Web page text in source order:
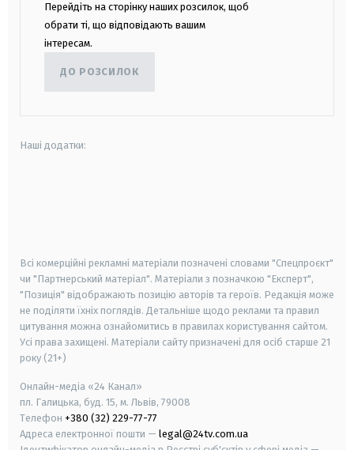
Перейдіть на сторінку наших розсилок, щоб
обрати ті, що відповідають вашим
інтересам.
ДО РОЗСИЛОК
Наші додатки:
Всі комерційні рекламні матеріали позначені словами "Спецпроєкт"
чи "Партнерський матеріал". Матеріали з позначкою "Експерт",
"Позиція" відображають позицію авторів та героїв. Редакція може
не поділяти їхніх поглядів. Детальніше щодо реклами та правил
цитування можна ознайомитись в правилах користування сайтом.
Усі права захищені. Матеріали сайту призначені для осіб старше 21
року (21+)
Онлайн-медіа «24 Канал»
пл. Галицька, буд. 15, м. Львів, 79008
Телефон +380 (32) 229-77-77
Адреса електронної пошти — legal@24tv.com.ua